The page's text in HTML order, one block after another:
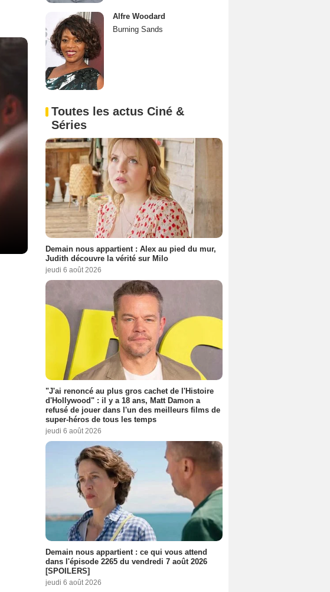
Alfre Woodard
Burning Sands
Toutes les actus Ciné &
Séries
Demain nous appartient : Alex au pied du mur,
Judith découvre la vérité sur Milo
jeudi 6 août 2026
"J'ai renoncé au plus gros cachet de l'Histoire
d'Hollywood" : il y a 18 ans, Matt Damon a
refusé de jouer dans l'un des meilleurs films de
super-héros de tous les temps
jeudi 6 août 2026
Demain nous appartient : ce qui vous attend
dans l'épisode 2265 du vendredi 7 août 2026
[SPOILERS]
jeudi 6 août 2026